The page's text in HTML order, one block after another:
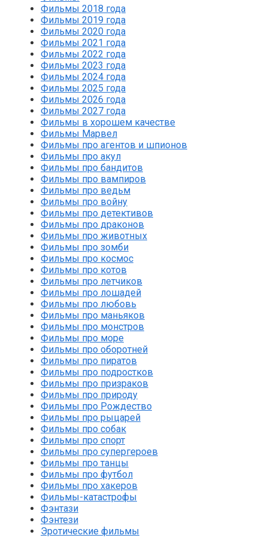
Фильмы 2018 года
Фильмы 2019 года
Фильмы 2020 года
Фильмы 2021 года
Фильмы 2022 года
Фильмы 2023 года
Фильмы 2024 года
Фильмы 2025 года
Фильмы 2026 года
Фильмы 2027 года
Фильмы в хорошем качестве
Фильмы Марвел
Фильмы про агентов и шпионов
Фильмы про акул
Фильмы про бандитов
Фильмы про вампиров
Фильмы про ведьм
Фильмы про войну
Фильмы про детективов
Фильмы про драконов
Фильмы про животных
Фильмы про зомби
Фильмы про космос
Фильмы про котов
Фильмы про летчиков
Фильмы про лошадей
Фильмы про любовь
Фильмы про маньяков
Фильмы про монстров
Фильмы про море
Фильмы про оборотней
Фильмы про пиратов
Фильмы про подростков
Фильмы про призраков
Фильмы про природу
Фильмы про Рождество
Фильмы про рыцарей
Фильмы про собак
Фильмы про спорт
Фильмы про супергероев
Фильмы про танцы
Фильмы про футбол
Фильмы про хакеров
Фильмы-катастрофы
Фэнтази
Фэнтези
Эротические фильмы